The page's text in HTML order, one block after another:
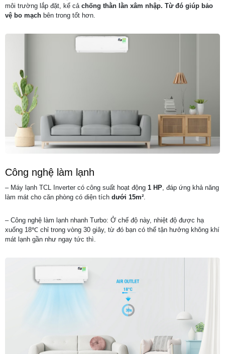
môi trường lắp đặt, kể cả chống thằn lằn xâm nhập. Từ đó giúp bảo
vệ bo mạch bên trong tốt hơn.
Công nghệ làm lạnh
– Máy lạnh TCL Inverter có công suất hoạt động 1 HP , đáp ứng khả năng
làm mát cho căn phòng có diện tích dưới 15m²
– Công nghệ làm lạnh nhanh Turbo: Ở chế độ này, nhiệt độ được hạ
xuống 18℃ chỉ trong vòng 30 giây, từ đó bạn có thể tận hưởng không khí
mát lạnh gần như ngay tức thì.